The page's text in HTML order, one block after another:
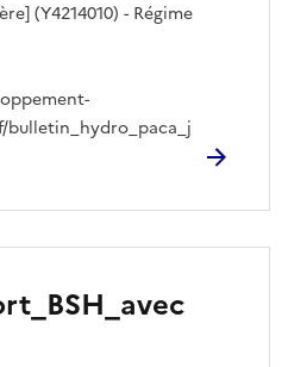
(Y4214010) - Régime
bulletin_hydro_paca_j